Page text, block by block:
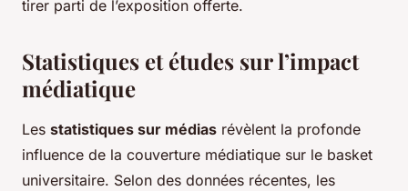
tirer parti de l’exposition offerte.
Statistiques et études sur l’impact
médiatique
Les statistiques sur médias révèlent la profonde
influence de la couverture médiatique sur le basket
universitaire. Selon des données récentes, les